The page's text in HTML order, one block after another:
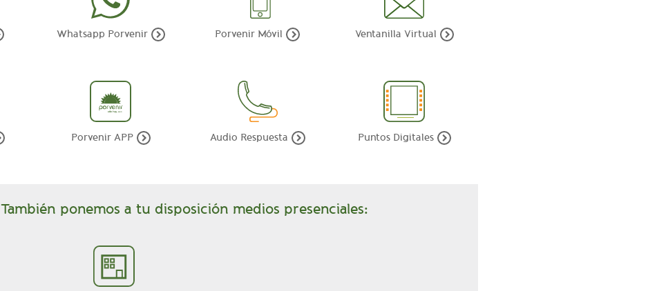
Whatsapp Porvenir Porvenir Móvil Ventanilla Virtual
Porvenir APP Audio Respuesta Puntos Digitales
También ponemos a tu disposición medios presenciales: